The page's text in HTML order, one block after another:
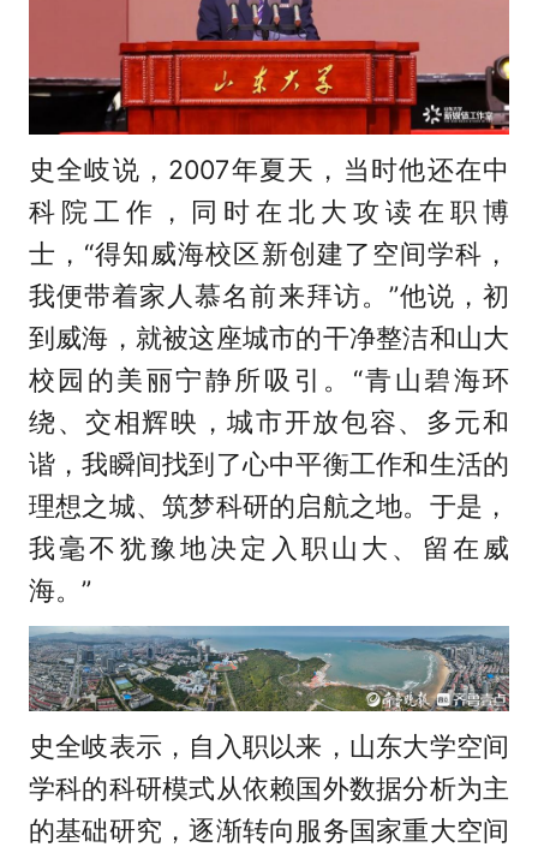
史全岐说，2007年夏天，当时他还在中
科院工作，同时在北大攻读在职博
士，“得知威海校区新创建了空间学科，
我便带着家人慕名前来拜访。”他说，初
到威海，就被这座城市的干净整洁和山大
校园的美丽宁静所吸引。“青山碧海环
绕、交相辉映，城市开放包容、多元和
谐，我瞬间找到了心中平衡工作和生活的
理想之城、筑梦科研的启航之地。于是，
我毫不犹豫地决定入职山大、留在威
海。”
史全岐表示，自入职以来，山东大学空间
学科的科研模式从依赖国外数据分析为主
的基础研究，逐渐转向服务国家重大空间